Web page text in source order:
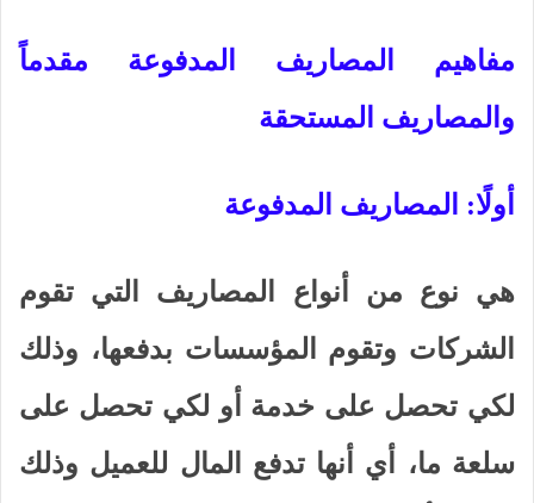
مفاهيم المصاريف المدفوعة مقدماً
والمصاريف المستحقة
أولًا: المصاريف المدفوعة
هي نوع من أنواع المصاريف التي تقوم
الشركات وتقوم المؤسسات بدفعها، وذلك
لكي تحصل على خدمة أو لكي تحصل على
سلعة ما، أي أنها تدفع المال للعميل وذلك